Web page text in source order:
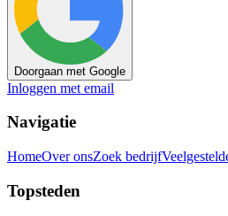
Doorgaan met Google
Inloggen met email
Navigatie
HomeOver onsZoek bedrijf
Topsteden